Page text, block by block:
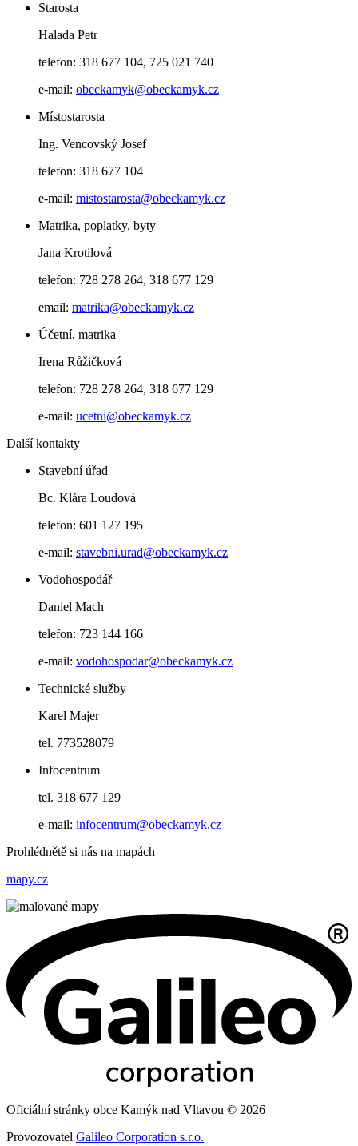
Starosta
Halada Petr
telefon: 318 677 104, 725 021 740
e-mail: obeckamyk@obeckamyk.cz
Místostarosta
Ing. Vencovský Josef
telefon: 318 677 104
e-mail: mistostarosta@obeckamyk.cz
Matrika, poplatky, byty
Jana Krotilová
telefon: 728 278 264, 318 677 129
email: matrika@obeckamyk.cz
Účetní, matrika
Irena Růžičková
telefon: 728 278 264, 318 677 129
e-mail: ucetni@obeckamyk.cz
Další kontakty
Stavební úřad
Bc. Klára Loudová
telefon: 601 127 195
e-mail: stavebni.urad@obeckamyk.cz
Vodohospodář
Daniel Mach
telefon: 723 144 166
e-mail: vodohospodar@obeckamyk.cz
Technické služby
Karel Majer
tel. 773528079
Infocentrum
tel. 318 677 129
e-mail: infocentrum@obeckamyk.cz
Prohlédnětě si nás na mapách
mapy.cz
Oficiální stránky obce Kamýk nad Vltavou © 2026
Provozovatel Galileo Corporation s.r.o.